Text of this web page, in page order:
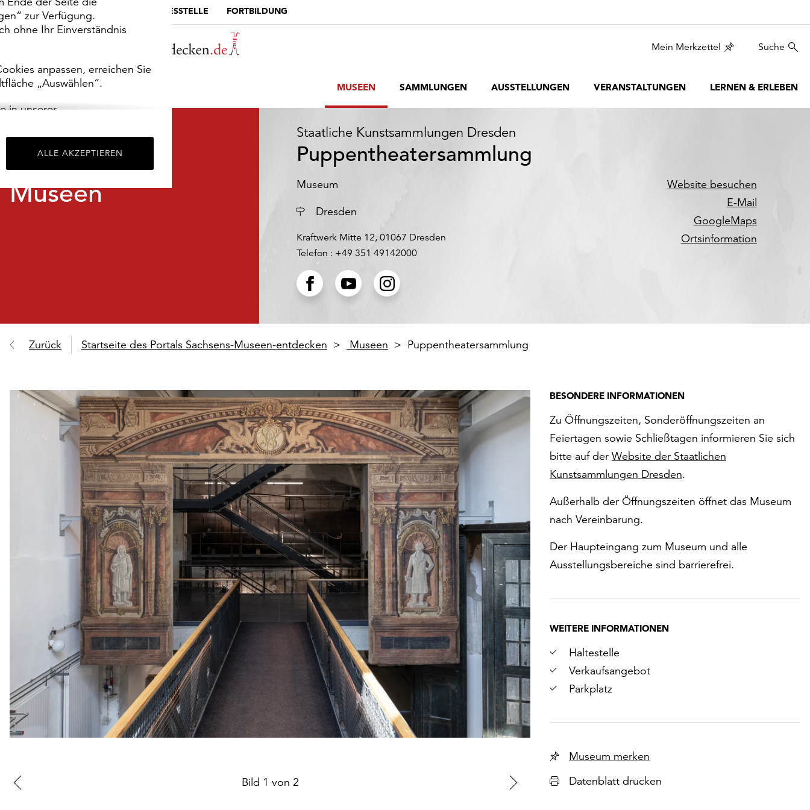
zur Verfügung.
ohne Ihr Einverständnis
anpassen, erreichen Sie
„Auswählen“.
in unserer
ALLE AKZEPTIEREN
MUSEUMSPORTAL DIE LANDESSTELLE FORTBILDUNG
Mein Merkzettel Suche
MUSEEN SAMMLUNGEN AUSSTELLUNGEN VERANSTALTUNGEN LERNEN & ERLEBEN
Museen
Staatliche Kunstsammlungen Dresden
Puppentheatersammlung
Museum
Ort
Dresden
Kraftwerk Mitte 12, 01067 Dresden
Telefon : +49 351 49142000
Website besuchen
E-Mail
GoogleMaps
Ortsinformation
Zurück Startseite des Portals Sachsens-Museen-entdecken Museen Puppentheatersammlung
Bild 1 von 2
BESONDERE INFORMATIONEN
Zu Öffnungszeiten, Sonderöffnungszeiten an
Feiertagen sowie Schließtagen informieren Sie sich
bitte auf der Website der Staatlichen
Kunstsammlungen Dresden.
Außerhalb der Öffnungszeiten öffnet das Museum
nach Vereinbarung.
Der Haupteingang zum Museum und alle
Ausstellungsbereiche sind barrierefrei.
WEITERE INFORMATIONEN
Haltestelle
Verkaufsangebot
Parkplatz
Museum merken
Datenblatt drucken